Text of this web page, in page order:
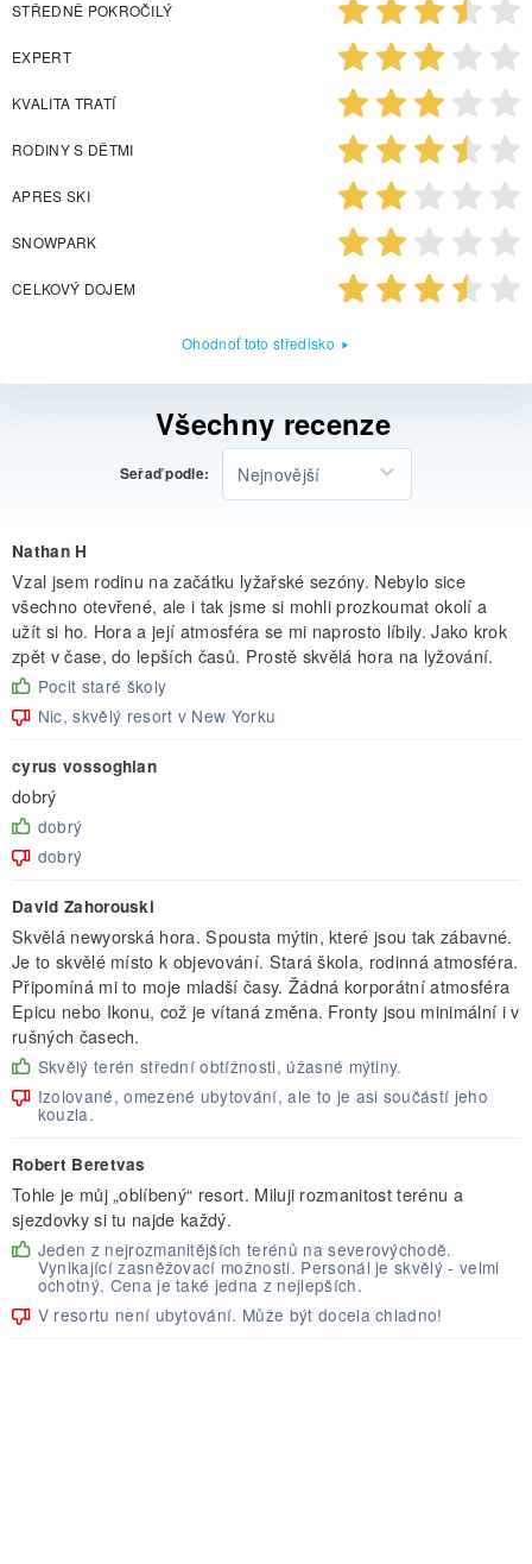
STŘEDNĚ POKROČILÝ
EXPERT
KVALITA TRATÍ
RODINY S DĚTMI
APRES SKI
SNOWPARK
CELKOVÝ DOJEM
Ohodnoť toto středisko
Všechny recenze
Seřaď podle: Nejnovější
Nathan H
Vzal jsem rodinu na začátku lyžařské sezóny. Nebylo sice
všechno otevřené, ale i tak jsme si mohli prozkoumat okolí a
užít si ho. Hora a její atmosféra se mi naprosto líbily. Jako krok
zpět v čase, do lepších časů. Prostě skvělá hora na lyžování.
Pocit staré školy
Nic, skvělý resort v New Yorku
cyrus vossoghian
dobrý
dobrý
dobrý
David Zahorouski
Skvělá newyorská hora. Spousta mýtin, které jsou tak zábavné.
Je to skvělé místo k objevování. Stará škola, rodinná atmosféra.
Připomíná mi to moje mladší časy. Žádná korporátní atmosféra
Epicu nebo Ikonu, což je vítaná změna. Fronty jsou minimální i v
rušných časech.
Skvělý terén střední obtížnosti, úžasné mýtiny.
Izolované, omezené ubytování, ale to je asi součástí jeho
kouzla.
Robert Beretvas
Tohle je můj „oblíbený“ resort. Miluji rozmanitost terénu a
sjezdovky si tu najde každý.
Jeden z nejrozmanitějších terénů na severovýchodě.
Vynikající zasněžovací možnosti. Personál je skvělý - velmi
ochotný. Cena je také jedna z nejlepších.
V resortu není ubytování. Může být docela chladno!